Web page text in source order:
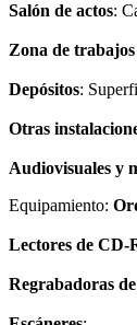
Salón de actos:
Zona de
Depósitos:
Otras
Audiovisuales y
Equipamiento:
Lectores de
Regrabadoras